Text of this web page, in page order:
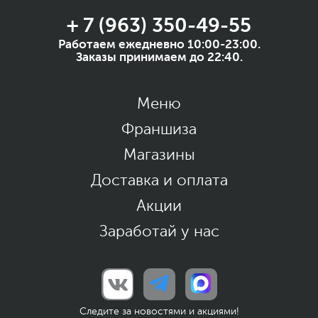
+ 7 (963) 350-49-55
Работаем ежедневно 10:00-23:00.
Заказы принимаем до 22:40.
Меню
Франшиза
Магазины
Доставка и оплата
Акции
Заработай у нас
Следите за новостями и акциями!